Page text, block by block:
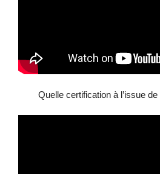
Quelle certification à l’issue